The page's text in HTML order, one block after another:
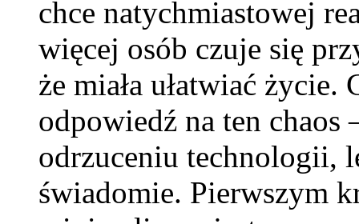
chce natychmiastowej
więcej osób czuje się
że miała ułatwiać
odpowiedź na ten
odrzuceniu technologii,
świadomie. Pierwszym